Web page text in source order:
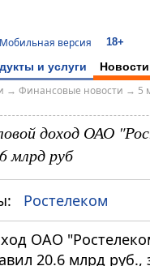
Мобильная версия 18+
и услуги Новости
→ Финансовые новости → 5
доход ОАО
млрд руб
Ростелеком
ОАО
20.6 млрд